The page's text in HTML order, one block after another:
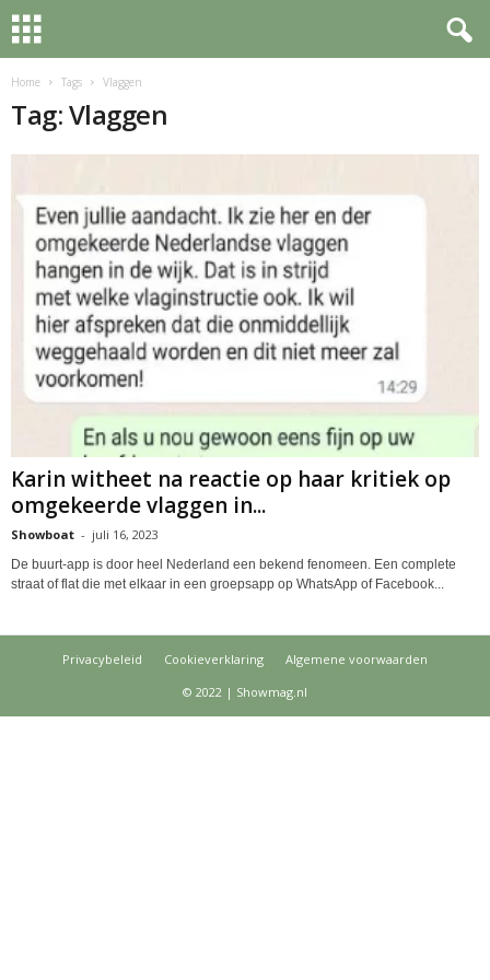
Home Tags Vlaggen
Tag: Vlaggen
Karin witheet na reactie op haar kritiek op
omgekeerde vlaggen in...
Showboat - juli 16, 2023
De buurt-app is door heel Nederland een bekend fenomeen. Een complete
straat of flat die met elkaar in een groepsapp op WhatsApp of Facebook...
Privacybeleid Cookieverklaring
Algemene voorwaarden
© 2022 | Showmag.nl